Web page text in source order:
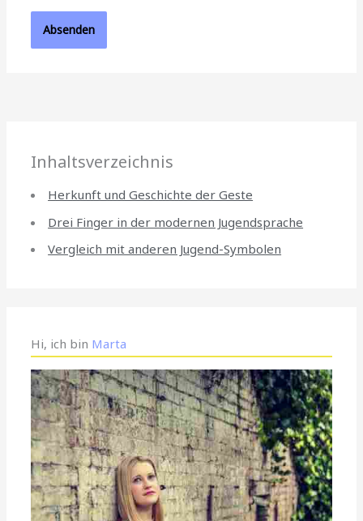
Inhaltsverzeichnis
Herkunft und Geschichte der Geste
Drei Finger in der modernen Jugendsprache
Vergleich mit anderen Jugend-Symbolen
Hi, ich bin Marta